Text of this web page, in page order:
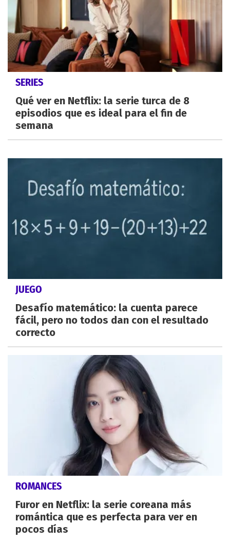
SERIES
Qué ver en Netflix: la serie turca de 8
episodios que es ideal para el fin de
semana
JUEGO
Desafío matemático: la cuenta parece
fácil, pero no todos dan con el resultado
correcto
ROMANCES
Furor en Netflix: la serie coreana más
romántica que es perfecta para ver en
pocos días